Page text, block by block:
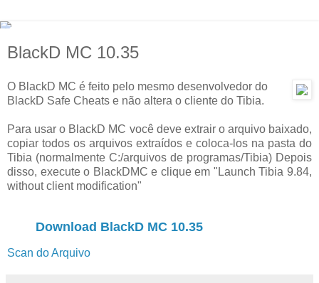
BlackD MC 10.35
O BlackD MC é feito pelo mesmo desenvolvedor do
BlackD Safe Cheats e não altera o cliente do Tibia.
Para usar o BlackD MC você deve extrair o arquivo baixado,
copiar todos os arquivos extraídos e coloca-los na pasta do
Tibia (normalmente C:/arquivos de programas/Tibia) Depois
disso, execute o BlackDMC e clique em "Launch Tibia 9.84,
without client modification"
Download BlackD MC 10.35
Scan do Arquivo